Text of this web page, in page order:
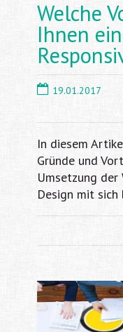
Welche
Ihnen
19.01.2017
In diesem
Gründe und
Umsetzung der
Design mit sich